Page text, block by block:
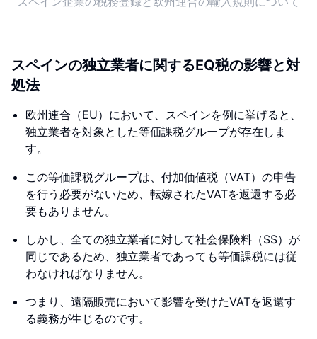
スペインの独立業者に関するEQ税の影響と対
処法
欧州連合（EU）において、スペインを例に挙げると、
独立業者を対象とした等価課税グループが存在しま
す。
この等価課税グループは、付加価値税（VAT）の申告
を行う必要がないため、転嫁されたVATを返還する必
要もありません。
しかし、全ての独立業者に対して社会保険料（SS）が
同じであるため、独立業者であっても等価課税には従
わなければなりません。
つまり、遠隔販売において影響を受けたVATを返還す
る義務が生じるのです。